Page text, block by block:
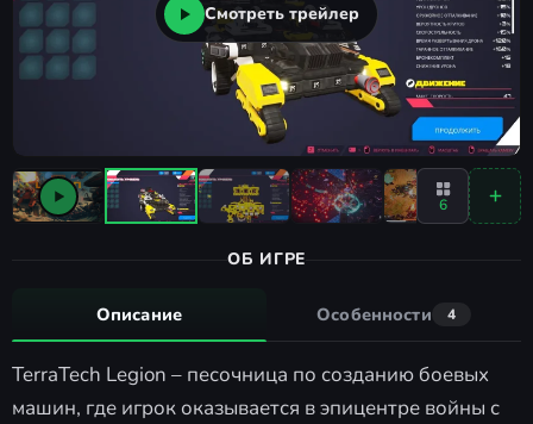
Смотреть трейлер
6
ОБ ИГРЕ
Описание Особенности 4
TerraTech Legion – песочница по созданию боевых
машин, где игрок оказывается в эпицентре войны с